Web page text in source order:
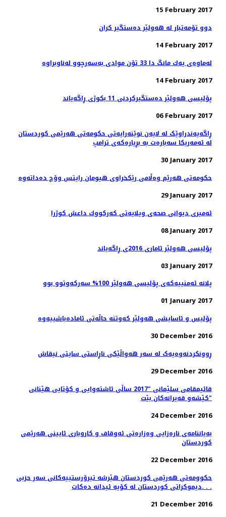
15 February 2017
دوو تۆمەتبار لە هەولێر دەستگیر كران
14 February 2017
14 February 2017
پۆلیسی هەولێر دەستگیركردنی 11 بكوژی ڕاگەیاند
06 February 2017
ڕاگەیەندراوێک لە لایەن نوێنەرایەتی حکومەتی هەرێمی کوردستان
لە ئەمەریکا سەبارەت بە بڕیارەکەی ترامپ
30 January 2017
29 January 2017
ئەمیری دیوانی صحەی ویلایەتی كه‌ركووك داعش کوژرا
08 January 2017
پۆلیسی هەولێر ئاماری 2016ی ڕاگەیاند
03 January 2017
پلانە ئەمنییەكەی پۆلیسی هەولێر 100% سەركەوتوو بوو
01 January 2017
پۆلیس و ئاسایشی هەولێر كەوتنە حاڵەتی ئامادەباشییەوە
30 December 2016
ڕوونکردنەوەیەک لە سەر هەواڵێکی ناڕاستی سایتی نیقاش
29 December 2016
قائیمقامی سلێمانی "2017 ساڵی ئاشته‌وایی و كۆتایی هێنانی
كێشه‌و قه‌یرانه‌كان بێت"
24 December 2016
بەیاننامەی نارەزایی وەزارەتی ئەوقاف و كاروباری ئایینی هەرێمی
كوردستان
22 December 2016
حكوومه‌تى هه‌رێمى كوردستان هێرشە تیرۆرستییه‌کانی سەر حزبی
دیموکراتی کوردستان لە کۆیە ئیدانە دەكات. . .
21 December 2016